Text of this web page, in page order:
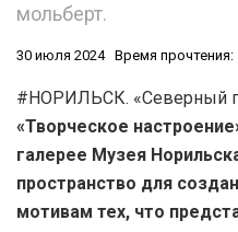
мольберт.
30 июля 2024 Время прочтения:
#НОРИЛЬСК. «Северный
«Творческое
галерее Музея
пространство для
мотивам тех, что